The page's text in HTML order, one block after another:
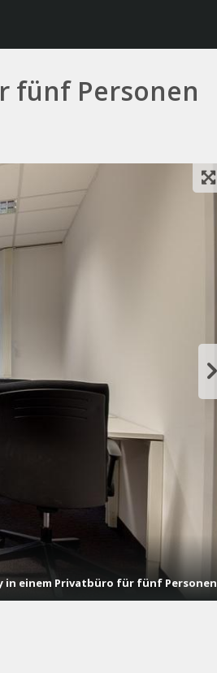
fünf Personen
in einem Privatbüro für fünf Personen